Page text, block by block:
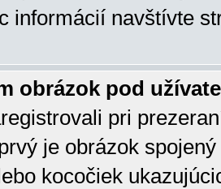
informácií navštívte
obrázok pod
pri
je obrázok
kocočiek